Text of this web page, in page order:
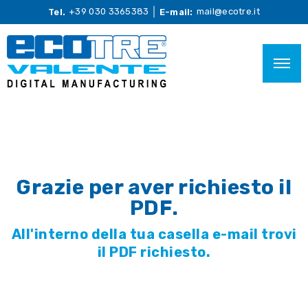
Tel. +39 030 3365383 E-mail: mail@ecotre.it
Grazie per aver richiesto il
PDF.
All'interno della tua casella e-mail trovi
il PDF richiesto.